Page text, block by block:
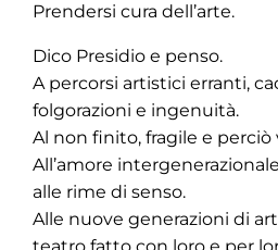
Prendersi cura dell’arte.
Dico Presidio e penso.
A percorsi artistici erranti,
folgorazioni e ingenuità.
Al non finito, fragile e perciò
All’amore
alle rime di senso.
Alle nuove generazioni di